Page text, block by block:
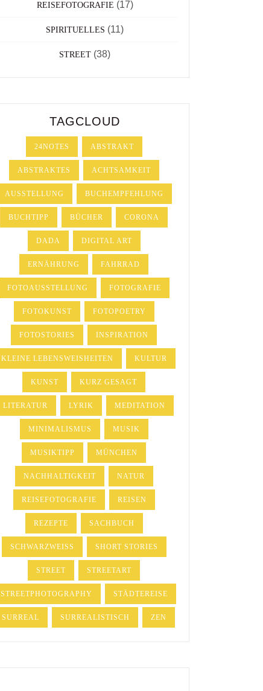
REISEFOTOGRAFIE (17)
SPIRITUELLES (11)
STREET (38)
TAGCLOUD
24NOTES ABSTRAKT
ABSTRAKTES ACHTSAMKEIT
AUSSTELLUNG BUCHEMPFEHLUNG
BUCHTIPP BÜCHER CORONA
DADA DIGITAL ART
ERNÄHRUNG FAHRRAD
FOTOAUSSTELLUNG FOTOGRAFIE
FOTOKUNST FOTOPOETRY
FOTOSTORIES INSPIRATION
KLEINE LEBENSWEISHEITEN KULTUR
KUNST KURZ GESAGT
LITERATUR LYRIK MEDITATION
MINIMALISMUS MUSIK
MUSIKTIPP MÜNCHEN
NACHHALTIGKEIT NATUR
REISEFOTOGRAFIE REISEN
REZEPTE SACHBUCH
SCHWARZWEISS SHORT STORIES
STREET STREETART
STREETPHOTOGRAPHY STÄDTEREISE
SURREAL SURREALISTISCH ZEN